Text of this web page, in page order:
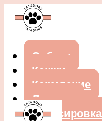
Собаки
Кошки
Кормление
Лечение
Дрессировка